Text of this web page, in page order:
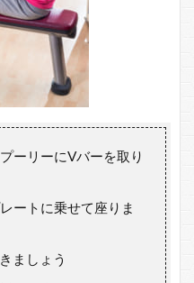
ーリーにVバーを取り
ートに乗せて座りま
ましょう